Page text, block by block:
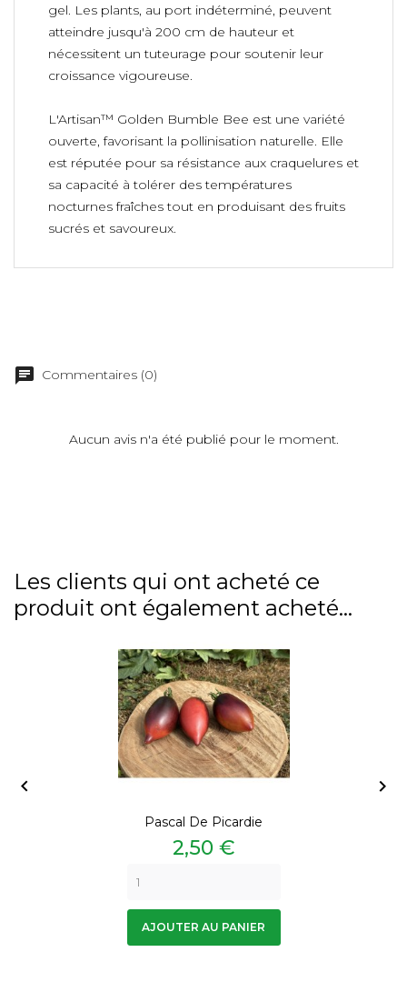
gel. Les plants, au port indéterminé, peuvent
atteindre jusqu'à 200 cm de hauteur et
nécessitent un tuteurage pour soutenir leur
croissance vigoureuse.
L'Artisan™ Golden Bumble Bee est une variété
ouverte, favorisant la pollinisation naturelle. Elle
est réputée pour sa résistance aux craquelures et
sa capacité à tolérer des températures
nocturnes fraîches tout en produisant des fruits
sucrés et savoureux.
Commentaires (0)
Aucun avis n'a été publié pour le moment.
Les clients qui ont acheté ce
produit ont également acheté...
Pascal De Picardie
Prix
2,50 €
AJOUTER AU PANIER
 